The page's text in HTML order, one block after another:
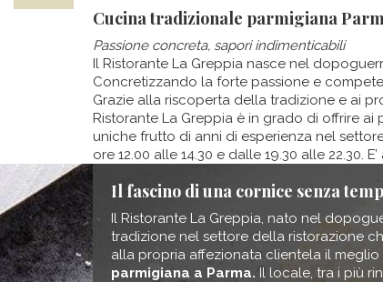
Cucina tradizionale parmigiana
Passione concreta, sapori indimenticabili
Il Ristorante La Greppia nasce nel
Concretizzando la forte passione e
Grazie alla riscoperta della tradizione e ai
Ristorante La Greppia è in grado di offrire
uniche frutto di anni di esperienza nel
ore 12.00 alle 14.30 e dalle 19.30 alle
Il fascino di una cornice senza
Il Ristorante La Greppia, nato nel
tradizione nel settore della ristorazione
alla propria affezionata clientela il
parmigiana a Parma. Il locale, tra i più